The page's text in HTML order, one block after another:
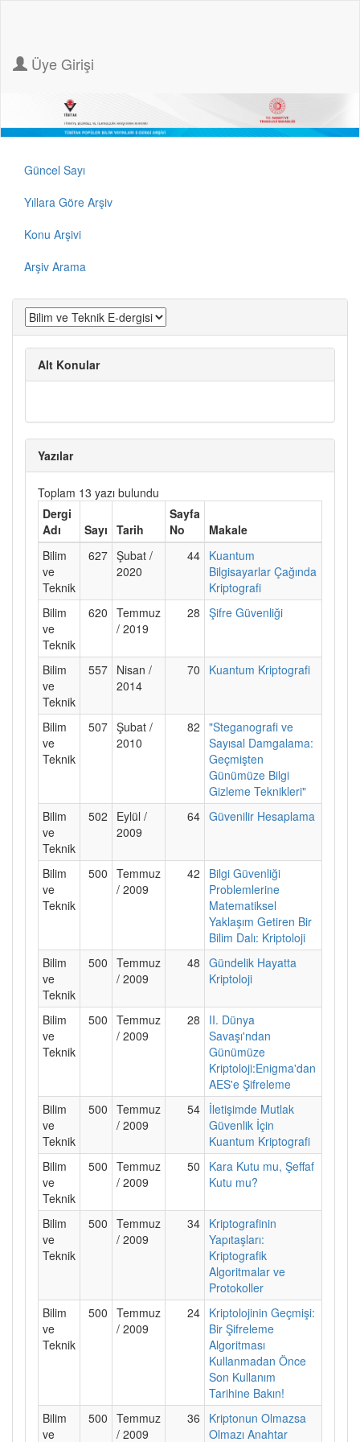
Üye Girişi
Güncel Sayı
Yıllara Göre Arşiv
Konu Arşivi
Arşiv Arama
Alt Konular
Yazılar
Toplam 13 yazı bulundu
Dergi
Adı
Sayı Tarih
Sayfa
No
Makale
Bilim
ve
Teknik
627 Şubat /
2020
44 Kuantum
Bilgisayarlar Çağında
Kriptografi
Bilim
ve
Teknik
620 Temmuz
/ 2019
28 Şifre Güvenliği
Bilim
ve
Teknik
557 Nisan /
2014
70 Kuantum Kriptografi
Bilim
ve
Teknik
507 Şubat /
2010
82 "Steganografi ve
Sayısal Damgalama:
Geçmişten
Günümüze Bilgi
Gizleme Teknikleri"
Bilim
ve
Teknik
502
Eylül /
2009
64 Güvenilir Hesaplama
Bilim
ve
Teknik
500 Temmuz
/ 2009
42
Bilgi Güvenliği
Problemlerine
Matematiksel
Yaklaşım Getiren Bir
Bilim Dalı: Kriptoloji
Bilim
ve
Teknik
500 Temmuz
/ 2009
48 Gündelik Hayatta
Kriptoloji
Bilim
ve
Teknik
500 Temmuz
/ 2009
28
II. Dünya
Savaşı'ndan
Günümüze
Kriptoloji:Enigma'dan
AES'e Şifreleme
Bilim
ve
Teknik
500 Temmuz
/ 2009
54 İletişimde Mutlak
Güvenlik İçin
Kuantum Kriptografi
Bilim
ve
Teknik
500 Temmuz
/ 2009
50
Kara Kutu mu, Şeffaf
Kutu mu?
Bilim
ve
Teknik
500 Temmuz
/ 2009
34 Kriptografinin
Yapıtaşları:
Kriptografik
Algoritmalar ve
Protokoller
Bilim
ve
Teknik
500 Temmuz
/ 2009
24 Kriptolojinin Geçmişi:
Bir Şifreleme
Algoritması
Kullanmadan Önce
Son Kullanım
Tarihine Bakın!
Bilim
ve
500 Temmuz
/ 2009
36
Kriptonun Olmazsa
Olmazı Anahtar